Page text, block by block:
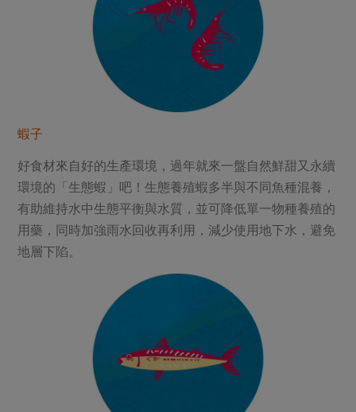
蝦子
好食材來自好的生產環境，過年就來一盤自然鮮甜又永續
環境的「生態蝦」吧！生態養殖蝦多半與不同魚種混養，
有助維持水中生態平衡與水質，並可降低單一物種養殖的
用藥，同時加強雨水回收再利用，減少使用地下水，避免
地層下陷。